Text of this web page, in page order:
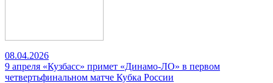
08.04.2026
9 апреля «Кузбасс» примет «Динамо-ЛО» в первом
четвертьфинальном матче Кубка России